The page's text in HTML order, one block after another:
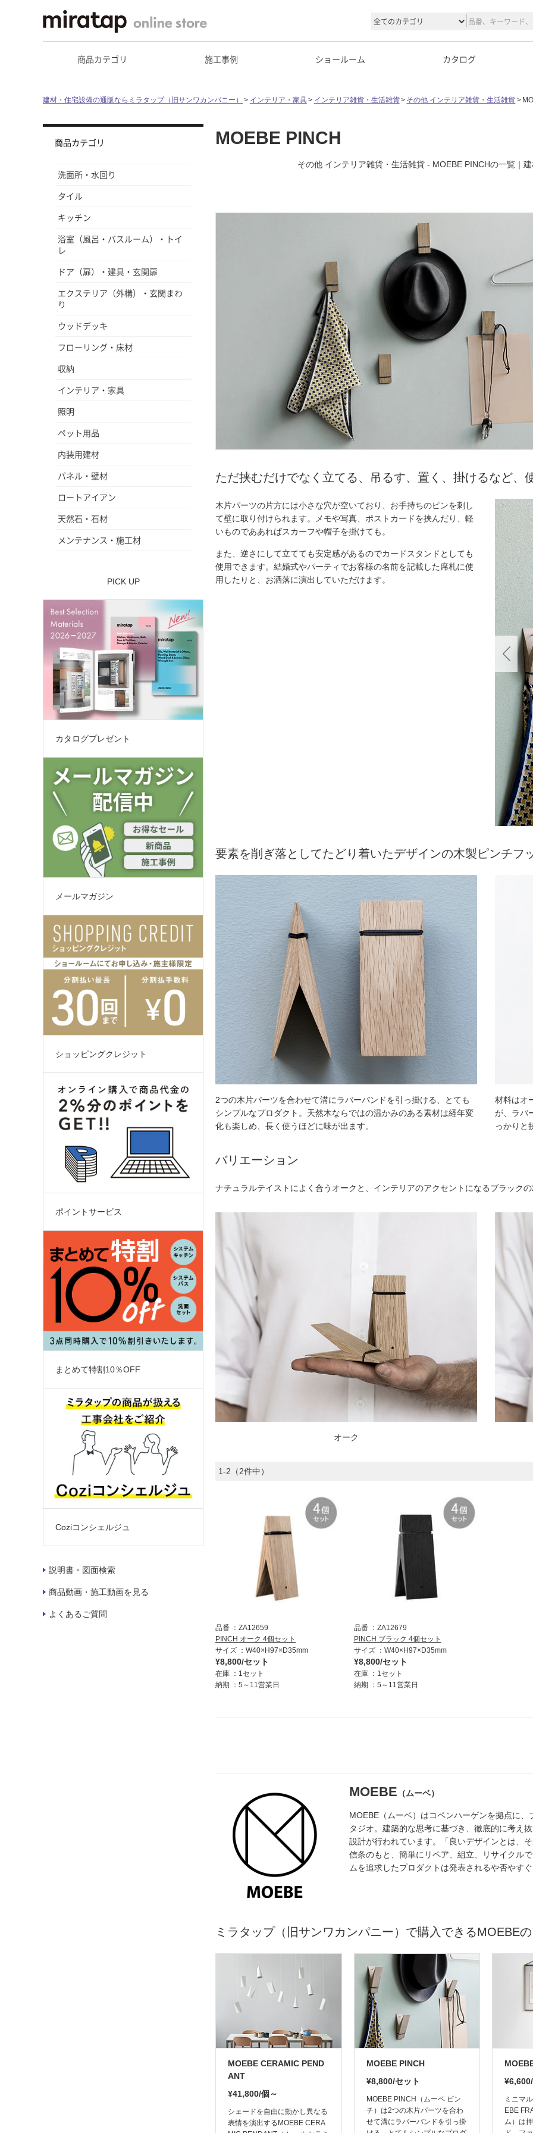
商品カテゴリ 施工事例 ショールーム カタログ
建材・住宅設備の通販ならミラタップ（旧サンワカンパニー） インテリア・家具 インテリア雑貨・生活雑貨 その他 インテリア雑貨・生活雑貨
MOEBE PINCH
その他 インテリア雑貨・生活雑貨 - MOEBE PINCHの一覧｜
ただ挟むだけでなく立てる、吊るす、置く、掛けるなど、
木片パーツの片方には小さな穴が空いており、お手持ちのピンを刺し
て壁に取り付けられます。メモや写真、ポストカードを挟んだり、軽
いものでああればスカーフや帽子を掛けても。
また、逆さにして立てても安定感があるのでカードスタンドとしても
使用できます。結婚式やパーティでお客様の名前を記載した席札に使
用したりと、お洒落に演出していただけます。
要素を削ぎ落としてたどり着いたデザインの木製ピンチフ
2つの木片パーツを合わせて溝にラバーバンドを引っ掛ける、とても
シンプルなプロダクト。天然木ならではの温かみのある素材は経年変
化も楽しめ、長く使うほどに味が出ます。
材料はオ
が、ラバ
っかりと
バリエーション
ナチュラルテイストによく合うオークと、インテリアのアクセントになるブラック
オーク
1-2（2件中）
品番
ZA12659
PINCH オーク 4個セット
サイズ
W40×H97×D35mm
¥8,800/セット
在庫
1セット
納期
5～11営業日
品番
ZA12679
PINCH ブラック 4個セット
サイズ
W40×H97×D35mm
¥8,800/セット
在庫
1セット
納期
5～11営業日
MOEBE （ムーベ）
MOEBE（ムーベ）はコペンハーゲンを拠点に
タジオ。建築的な思考に基づき、徹底的に考え
設計が行われています。「良いデザインとは、
信条のもと、簡単にリペア、組立、リサイクル
ムを追求したプロダクトは発表されるや否やす
ミラタップ（旧サンワカンパニー）で購入できるMOEBE
MOEBE CERAMIC PEND
ANT
¥41,800/個～
シェードを自由に動かし異なる
表情を演出するMOEBE CERA
MOEBE PINCH
¥8,800/セット
MOEBE PINCH（ムーベ ピン
チ）は2つの木片パーツを合わ
せて溝にラバーバンドを引っ掛
ミニマ
EBE
ム）は
商品カテゴリ
洗面所・水回り
タイル
キッチン
浴室（風呂・バスルーム）・トイ
レ
ドア（扉）・建具・玄関扉
エクステリア（外構）・玄関まわ
り
ウッドデッキ
フローリング・床材
収納
インテリア・家具
照明
ペット用品
内装用建材
パネル・壁材
ロートアイアン
天然石・石材
メンテナンス・施工材
PICK UP
カタログプレゼント
メールマガジン
ショッピングクレジット
ポイントサービス
まとめて特割10％OFF
Coziコンシェルジュ
説明書・図面検索
商品動画・施工動画を見る
よくあるご質問